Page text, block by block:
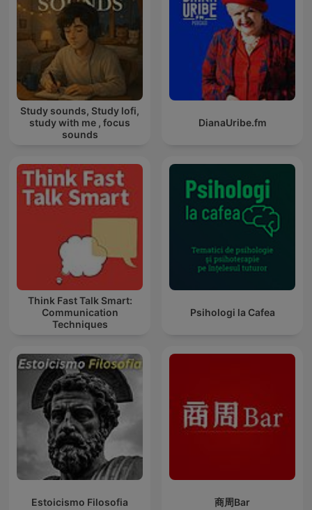
Study sounds, Study lofi,
study with me , focus
sounds
DianaUribe.fm
Think Fast Talk Smart:
Communication
Techniques
Psihologi la Cafea
Estoicismo Filosofia 商周Bar